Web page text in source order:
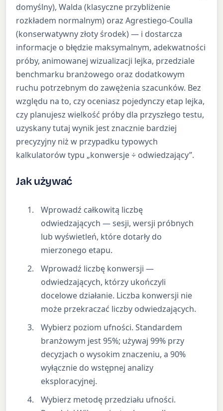
domyślny), Walda (klasyczne przybliżenie
rozkładem normalnym) oraz Agrestiego-Coulla
(konserwatywny złoty środek) — i dostarcza
informacje o błędzie maksymalnym, adekwatności
próby, animowanej wizualizacji lejka, przedziale
benchmarku branżowego oraz dodatkowym
ruchu potrzebnym do zawężenia szacunków. Bez
względu na to, czy oceniasz pojedynczy etap lejka,
czy planujesz wielkość próby dla przyszłego testu,
uzyskany tutaj wynik jest znacznie bardziej
precyzyjny niż w przypadku typowych
kalkulatorów typu „konwersje ÷ odwiedzający”.
Jak używać
Wprowadź całkowitą liczbę
odwiedzających — sesji, wersji próbnych
lub wyświetleń, które dotarły do
mierzonego etapu.
Wprowadź liczbę konwersji —
odwiedzających, którzy ukończyli
docelowe działanie. Liczba konwersji nie
może przekraczać liczby odwiedzających.
Wybierz poziom ufności. Standardem
branżowym jest 95%; używaj 99% przy
decyzjach o wysokim znaczeniu, a 90%
wyłącznie do wstępnej analizy
eksploracyjnej.
Wybierz metodę przedziału ufności.